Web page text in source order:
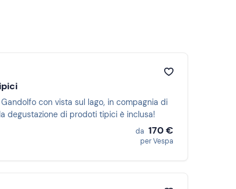
con vista sul lago, in compagnia di
degustazione di prodoti tipici è inclusa!
da 170 €
per Vespa